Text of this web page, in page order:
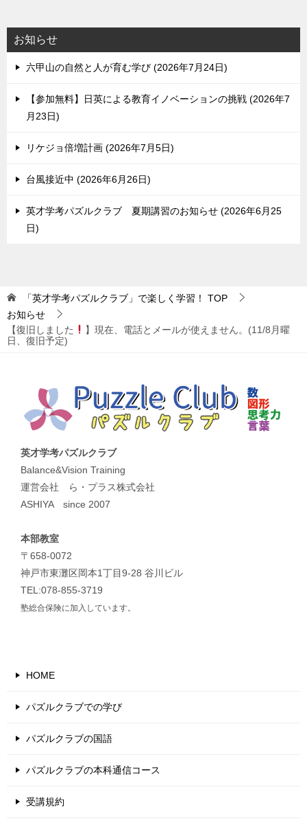
お知らせ
六甲山の自然と人が育む学び 2026年7月24日
【参加無料】日英による教育イノベーションの挑戦
2026年7
月23日
リケジョ倍増計画 2026年7月5日
台風接近中 2026年6月26日
英才学考パズルクラブ 夏期講習のお知らせ
2026年6月25
日
「英才学考パズルクラブ」で楽しく学習！
TOP
お知らせ
【復旧しました
】現在、電話とメールが使えません。(11/8月曜
日、復旧予定)
英才学考パズルクラブ
Balance&Vision Training
運営会社 ら・プラス株式会社
ASHIYA since 2007
本部教室
〒658-0072
神戸市東灘区岡本1丁目9-28 谷川ビル
TEL:078-855-3719
塾総合保険に加入しています。
HOME
パズルクラブでの学び
パズルクラブの国語
パズルクラブの本科通信コース
受講規約